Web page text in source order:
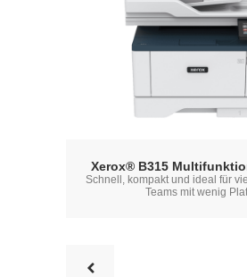
Xerox® B315
Schnell, kompakt und ideal für
Teams mit wenig